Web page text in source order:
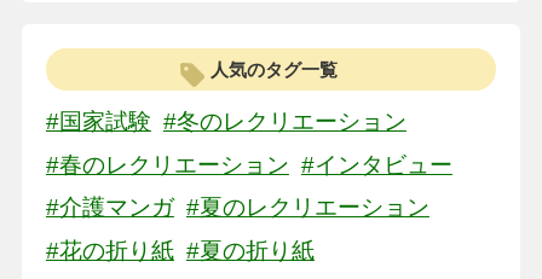
人気のタグ一覧
#国家試験 #冬のレクリエーション
#春のレクリエーション #インタビュー
#介護マンガ #夏のレクリエーション
#花の折り紙 #夏の折り紙